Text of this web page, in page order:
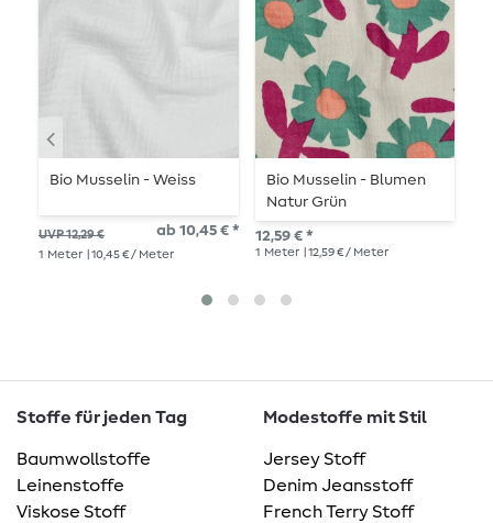
Bio Musselin - Weiss
UVP 12,29 € ab 10,45 € *
1 Meter | 10,45 € / Meter
Bio Musselin - Blumen
Natur Grün
12,59 € *
1 Meter | 12,59 € / Meter
Stoffe für jeden Tag
Baumwollstoffe
Leinenstoffe
Viskose Stoff
Modestoffe mit Stil
Jersey Stoff
Denim Jeansstoff
French Terry Stoff